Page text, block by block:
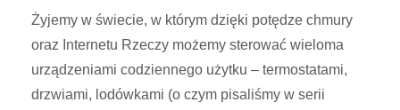
Żyjemy w świecie, w którym dzięki potędze chmury
oraz Internetu Rzeczy możemy sterować wieloma
urządzeniami codziennego użytku – termostatami,
drzwiami, lodówkami (o czym pisaliśmy w serii